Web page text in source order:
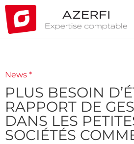
News *
PLUS BESOIN
RAPPORT DE
DANS LES
SOCIÉTÉS